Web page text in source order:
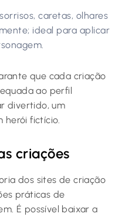
caretas, olhares
ideal para aplicar
que cada criação
ao perfil
divertido, um
herói fictício.
criações
dos sites de criação
práticas de
É possível baixar a